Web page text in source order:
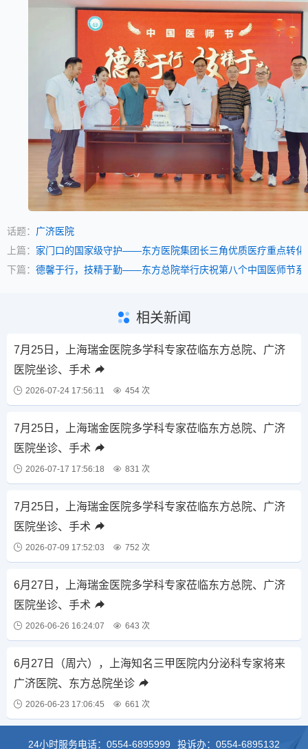
话题： 广济医院
上篇： 家门口的国家级守护——东方医院集团长三角优质医疗重点转
下篇： 德馨于行，技精于勤——东方总院举行庆祝第八个中国医师节系
相关新闻
7月25日，上海瑞金医院多学科专家莅临东方总院、广济
医院坐诊、手术
2026-07-24 17:56:11 454 次
7月25日，上海瑞金医院多学科专家莅临东方总院、广济
医院坐诊、手术
2026-07-17 17:56:18 831 次
7月25日，上海瑞金医院多学科专家莅临东方总院、广济
医院坐诊、手术
2026-07-09 17:52:03 752 次
6月27日，上海瑞金医院多学科专家莅临东方总院、广济
医院坐诊、手术
2026-06-26 16:24:07 643 次
6月27日（周六），上海知名三甲医院内分泌科专家将来
广济医院、东方总院坐诊
2026-06-23 17:06:45 661 次
24小时服务电话： 0554-6895999 投诉办： 0554-6895132